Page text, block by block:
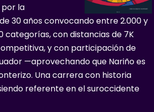
por la
de 30 años convocando entre 2.000 y
categorías, con distancias de 7K
y con participación de
—aprovechando que Nariño es
Una carrera con historia
referente en el suroccidente